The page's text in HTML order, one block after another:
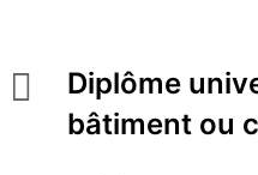
Diplôme
bâtiment ou